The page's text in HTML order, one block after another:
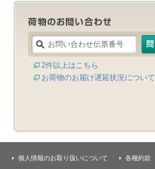
2件以上はこちら
お荷物のお届け遅延状況について
個人情報のお取り扱いについて 各種約款